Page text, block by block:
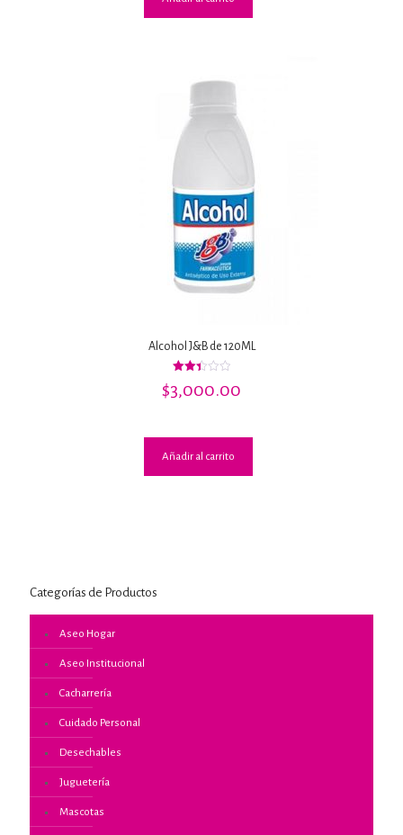
Alcohol J&B de 120ML
con
$3,000.00
Añadir al carrito
Categorías de Productos
Aseo Hogar
Aseo Institucional
Cacharrería
Cuidado Personal
Desechables
Juguetería
Mascotas